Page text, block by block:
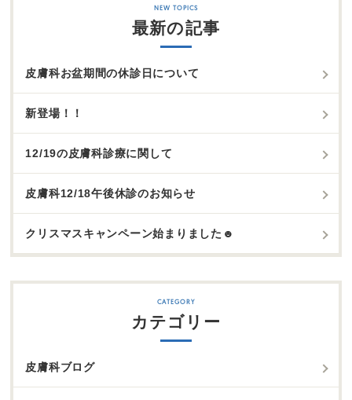
最新の記事
皮膚科お盆期間の休診日について
新登場！！
12/19の皮膚科診療に関して
皮膚科12/18午後休診のお知らせ
クリスマスキャンペーン始まりました☻
カテゴリー
皮膚科ブログ